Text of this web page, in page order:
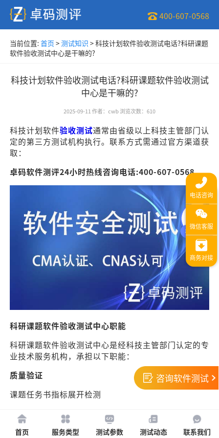
400-607-0568
当前位置: 首页 >测试知识 >科技计划软件验收测试电话?科研课题
软件验收测试中心是干嘛的?
科技计划软件验收测试电话?科研课题软件验收测试
中心是干嘛的?
2025-09-11 作者： cwb 浏览次数： 610
科技计划软件验收测试通常由省级以上科技主管部门认
定的第三方测试机构执行。联系方式需通过官方渠道获
取：
卓码软件测评24小时热线咨询电话:400-607-0568
科研课题软件验收测试中心职能
科研课题软件验收测试中心是经科技主管部门认定的专
业技术服务机构，承担以下职能：
质量验证
课题任务书指标展开检测
功能验证：需求覆盖度100%，缺陷密度≤0.05/功能
咨询软件测试
首页 服务类型 测试参数 测试动态 联系我们